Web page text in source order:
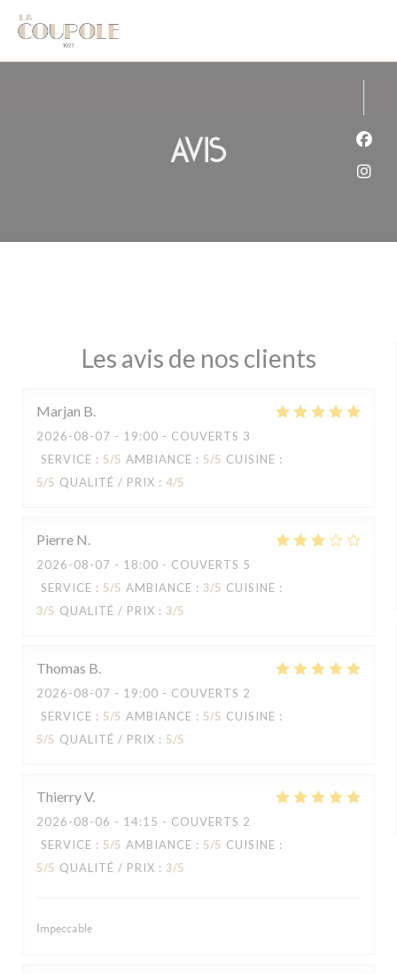
Personnalisation de vos choix en matière de cookies
Avis
Les avis de nos clients
Marjan B
2026-08-07 - 19:00 - COUVERTS 3
SERVICE : 5/5 AMBIANCE : 5/5 CUISINE :
5/5 QUALITÉ / PRIX : 4/5
Pierre N
2026-08-07 - 18:00 - COUVERTS 5
SERVICE : 5/5 AMBIANCE : 3/5 CUISINE :
3/5 QUALITÉ / PRIX : 3/5
Thomas B
2026-08-07 - 19:00 - COUVERTS 2
SERVICE : 5/5 AMBIANCE : 5/5 CUISINE :
5/5 QUALITÉ / PRIX : 5/5
ThierryV
2026-08-06 - 14:15 - COUVERTS 2
SERVICE : 5/5 AMBIANCE : 5/5 CUISINE :
5/5 QUALITÉ / PRIX : 3/5
Impeccable